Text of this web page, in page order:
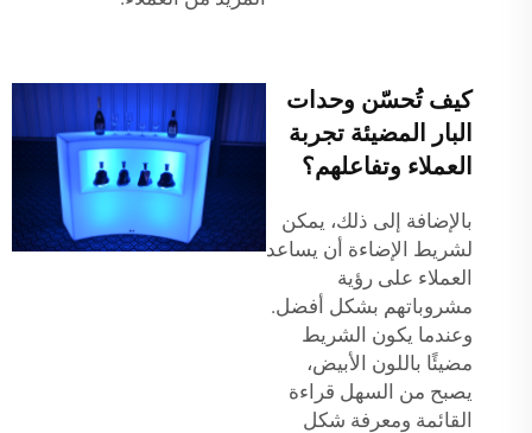
كيف تُحسّن وحدات
البار المضيئة تجربة
العملاء وتفاعلهم؟
بالإضافة إلى ذلك، يمكن
لشريط الإضاءة أن يساعد
العملاء على رؤية
مشروباتهم بشكل أفضل.
وعندما يكون الشريط
مضيئًا باللون الأبيض،
يصبح من السهل قراءة
القائمة ومعرفة شكل